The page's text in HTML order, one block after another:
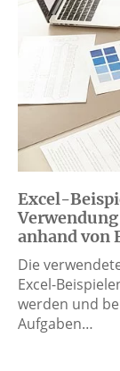
Excel-
anhand von
Die
Excel-
werden und
Aufgaben…